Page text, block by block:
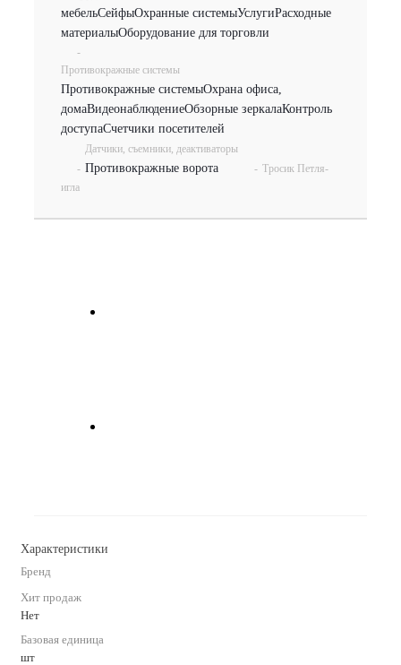
мебельСейфыОхранные системыУслугиРасходные
материалыОборудование для торговли
-
Противокражные системы
Противокражные системыОхрана офиса,
домаВидеонаблюдениеОбзорные зеркалаКонтроль
доступаСчетчики посетителей
-
Датчики, съемники, деактиваторы
Противокражные ворота - Тросик Петля-
игла
Характеристики
Бренд
Хит продаж
Нет
Базовая единица
шт